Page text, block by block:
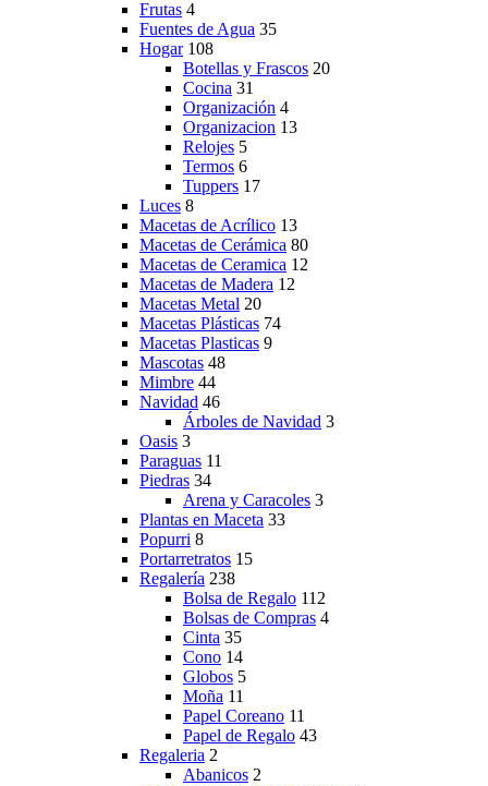
Frutas 4
Fuentes de Agua 35
Hogar 108
Botellas y Frascos 20
Cocina 31
Organización 4
Organizacion 13
Relojes 5
Termos 6
Tuppers 17
Luces 8
Macetas de Acrílico 13
Macetas de Cerámica 80
Macetas de Ceramica 12
Macetas de Madera 12
Macetas Metal 20
Macetas Plásticas 74
Macetas Plasticas 9
Mascotas 48
Mimbre 44
Navidad 46
Árboles de Navidad 3
Oasis 3
Paraguas 11
Piedras 34
Arena y Caracoles 3
Plantas en Maceta 33
Popurri 8
Portarretratos 15
Regalería 238
Bolsa de Regalo 112
Bolsas de Compras 4
Cinta 35
Cono 14
Globos 5
Moña 11
Papel Coreano 11
Papel de Regalo 43
Regaleria 2
Abanicos 2